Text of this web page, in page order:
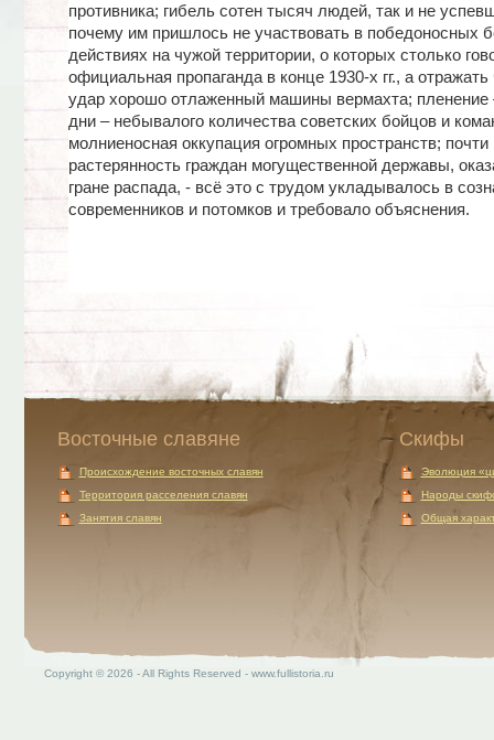
противника; гибель со­тен тысяч людей, так и не
почему им пришлось не уча­ствовать в победоносных
действиях на чужой территории, о кото­рых столько
официальная пропаганда в конце 1930-х гг., а
удар хорошо отлаженный машины вермахта; пленение
дни – небывалого количества совет­ских бойцов и
молниеносная оккупация огромных пространств;
растерянность граждан могуще­ственной державы,
гране распада, - всё это с трудом укладывалось в
современников и по­томков и требовало объяснения.
Восточные славяне
Происхождение восточных славян
Территория расселения славян
Занятия славян
Скифы
Эволюция
Народы
Общая
Copyright © 2026 - All Rights Reserved - www.fullistoria.ru